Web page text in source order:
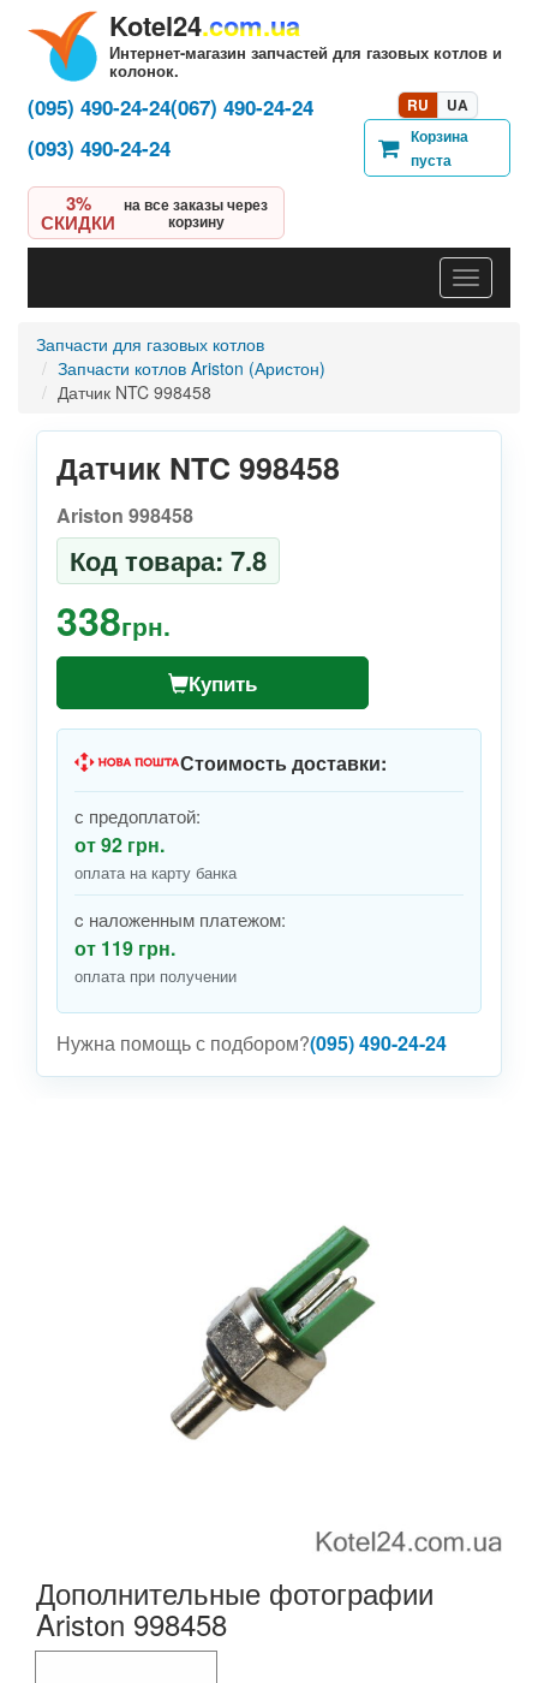
Kotel24.com.ua
Интернет-магазин запчастей для газовых котлов и
колонок.
3%
СКИДКИ
на все заказы через
корзину
(095) 490-24-24(067) 490-24-24
(093) 490-24-24
RU
UA
Корзина
пуста
Запчасти для газовых котлов
Запчасти котлов Ariston (Аристон)
Датчик NTC 998458
Датчик NTC 998458
Ariston 998458
Код товара: 7.8
338грн.
Купить
Стоимость доставки:
с предоплатой:
от 92 грн.
оплата на карту банка
c наложенным платежом:
от 119 грн.
оплата при получении
Нужна помощь с подбором?(095) 490-24-24
Дополнительные фотографии
Ariston 998458